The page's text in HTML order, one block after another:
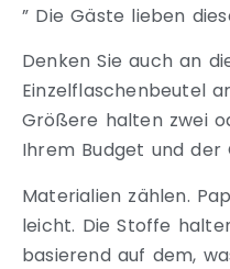
” Die Gäste lieben
Denken Sie auch an
Einzelflaschenbeutel
Größere halten zwei
Ihrem Budget und der
Materialien zählen.
leicht. Die Stoffe
basierend auf dem,